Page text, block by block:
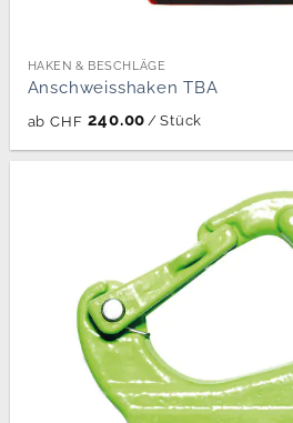
HAKEN & BESCHLÄGE
Anschweisshaken TBA
ab CHF 240.00 / Stück